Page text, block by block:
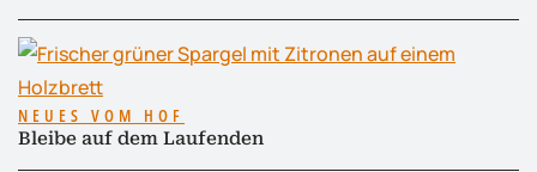
NEUES VOM HOF
Bleibe auf dem Laufenden